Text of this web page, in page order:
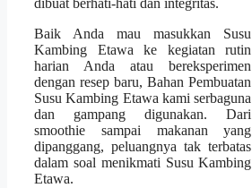
dibuat berhati-hati dan integritas.
Baik Anda mau masukkan Susu
Kambing Etawa ke kegiatan rutin
harian Anda atau bereksperimen
dengan resep baru, Bahan Pembuatan
Susu Kambing Etawa kami serbaguna
dan gampang digunakan. Dari
smoothie sampai makanan yang
dipanggang, peluangnya tak terbatas
dalam soal menikmati Susu Kambing
Etawa.